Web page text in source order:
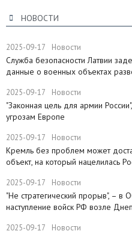
НОВОСТИ
2025-09-17 Новости
Служба безопасности Латвии
данные о военных объектах
2025-09-17 Новости
"Законная цель для армии
угрозам Европе
2025-09-17 Новости
​Кремль без проблем может
объект, на который нацелилась
2025-09-17 Новости
"Не стратегический прорыв", –
наступление войск РФ возле
2025-09-17 Новости